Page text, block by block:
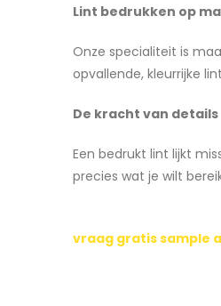
Lint bedrukken op
Onze specialiteit is
opvallende, kleurrijke
De kracht van details
Een bedrukt lint lijkt
precies wat je wilt
vraag gratis sample